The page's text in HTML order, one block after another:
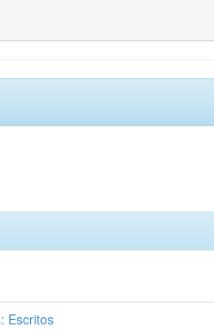
Escritos